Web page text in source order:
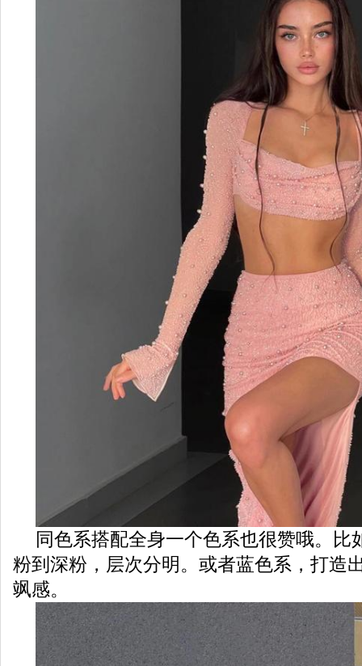
同色系搭配全身一个色系也很赞哦。比
粉到深粉，层次分明。或者蓝色系，打造
飒感。